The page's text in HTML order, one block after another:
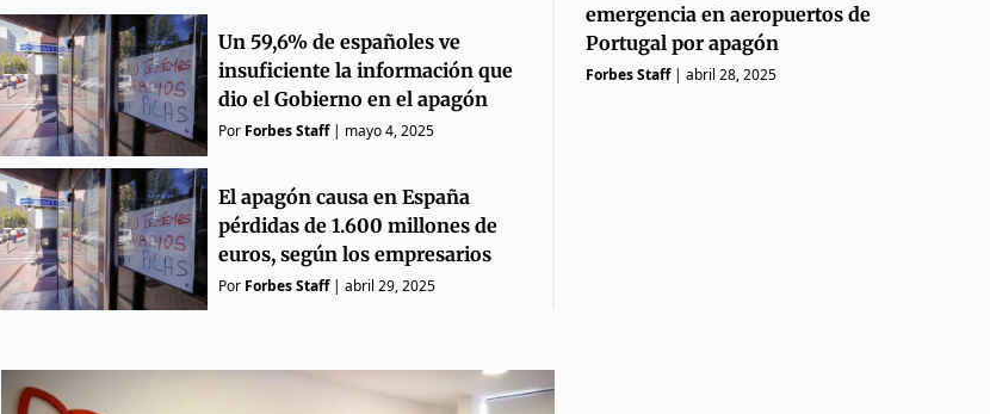
Un 59,6% de españoles ve
insuficiente la información que
dio el Gobierno en el apagón
Por Forbes Staff| mayo 4, 2025
El apagón causa en España
pérdidas de 1.600 millones de
euros, según los empresarios
Por Forbes Staff| abril 29, 2025
emergencia en aeropuertos de
Portugal por apagón
Forbes Staff| abril 28, 2025